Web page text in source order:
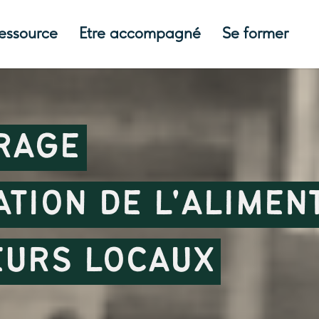
Etre accompagné Se former
DE
LOCAUX